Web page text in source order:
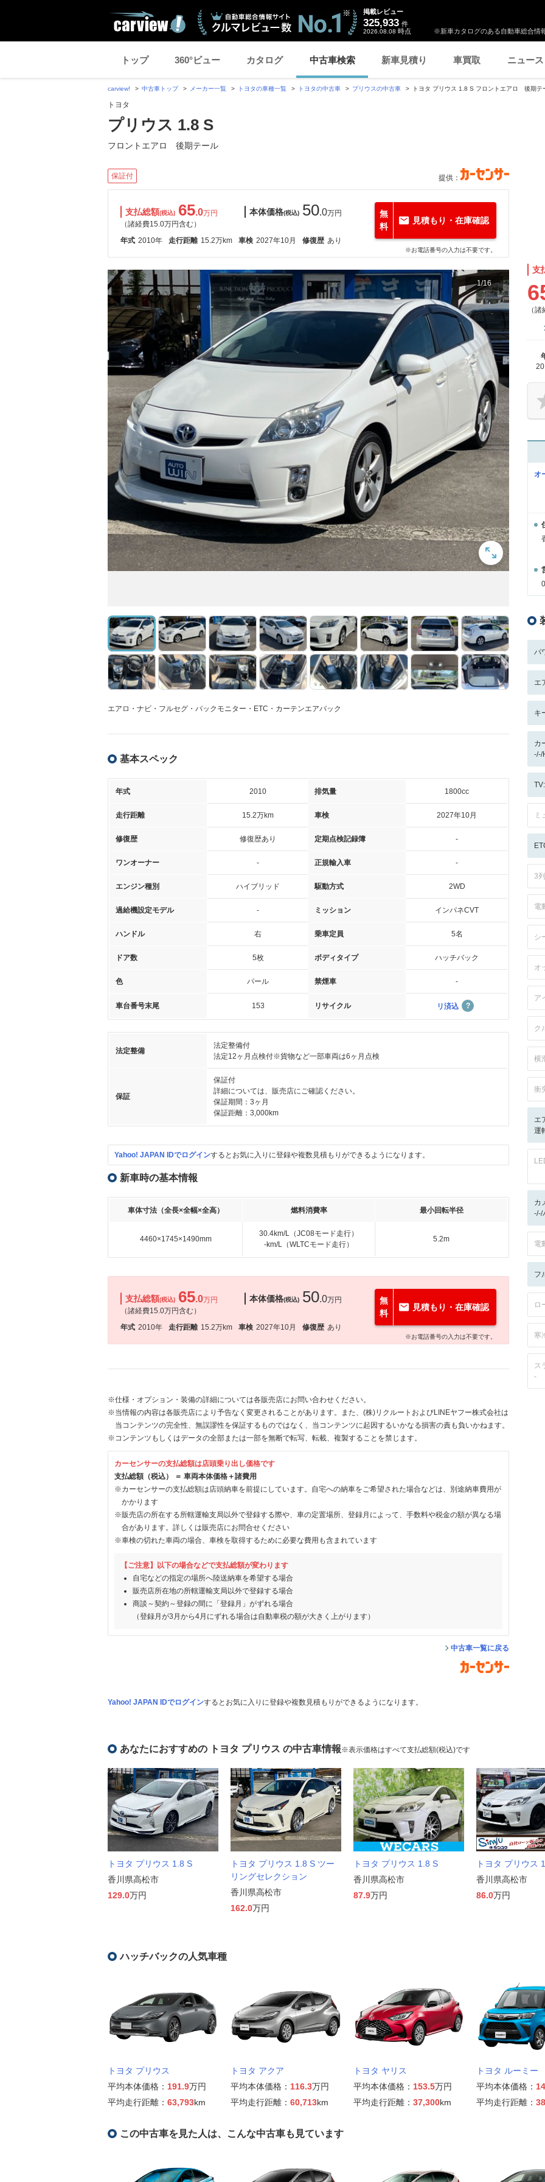
※新車カタログのある自動車総合情
掲載レビュー
325,933 件
2026.08.08 時点
トップ 360°ビュー カタログ 中古車検索 新車見積り 車買取 ニュース
carview! 中古車トップ メーカー一覧 トヨタの車種一覧 トヨタの中古車 プリウスの中古車 トヨタ プリウス 1.8 S フロントエアロ 後期テ
トヨタ
プリウス 1.8 S
フロントエアロ 後期テール
保証付 提供：
支払総額(税込) 65.0万円
（諸経費15.0万円含む）
本体価格(税込) 50.0万円
年式 2010年 走行距離 15.2万km 車検 2027年10月 修復歴 あり
無
料
見積もり・在庫確認
※お電話番号の入力は不要です。
1/16
エアロ・ナビ・フルセグ・バックモニター・ETC・カーテンエアバック
基本スペック
年式 2010 排気量 1800cc
走行距離 15.2万km 車検 2027年10月
修復歴 修復歴あり 定期点検記録簿 -
ワンオーナー - 正規輸入車 -
エンジン種別 ハイブリッド 駆動方式 2WD
過給機設定モデル - ミッション インパネCVT
ハンドル 右 乗車定員 5名
ドア数 5枚 ボディタイプ ハッチバック
色 パール 禁煙車 -
車台番号末尾 153 リサイクル リ済込
法定整備
法定整備付
法定12ヶ月点検付※貨物など一部車両は6ヶ月点検
保証
保証付
詳細については、販売店にご確認ください。
保証期間：3ヶ月
保証距離：3,000km
Yahoo! JAPAN IDでログインするとお気に入りに登録や複数見積もりができるようになります。
新車時の基本情報
車体寸法（全長×全幅×全高） 燃料消費率 最小回転半径
4460×1745×1490mm
30.4km/L（JC08モード走行）
-km/L（WLTCモード走行）
5.2m
支払総額(税込) 65.0万円
（諸経費15.0万円含む）
本体価格(税込) 50.0万円
年式 2010年 走行距離 15.2万km 車検 2027年10月 修復歴 あり
無
料
見積もり・在庫確認
※お電話番号の入力は不要です。
※仕様・オプション・装備の詳細については各販売店にお問い合わせください。
※当情報の内容は各販売店により予告なく変更されることがあります。また、(株)リクルートおよびLINEヤフー株式会社は
当コンテンツの完全性、無誤謬性を保証するものではなく、当コンテンツに起因するいかなる損害の責も負いかねます。
※コンテンツもしくはデータの全部または一部を無断で転写、転載、複製することを禁じます。
カーセンサーの支払総額は店頭乗り出し価格です
支払総額（税込） ＝ 車両本体価格＋諸費用
※カーセンサーの支払総額は店頭納車を前提にしています。自宅への納車をご希望された場合などは、別途納車費用が
かかります
※販売店の所在する所轄運輸支局以外で登録する際や、車の定置場所、登録月によって、手数料や税金の額が異なる場
合があります。詳しくは販売店にお問合せください
※車検の切れた車両の場合、車検を取得するために必要な費用も含まれています
【ご注意】以下の場合などで支払総額が変わります
自宅などの指定の場所へ陸送納車を希望する場合
販売店所在地の所轄運輸支局以外で登録する場合
商談～契約～登録の間に「登録月」がずれる場合
（登録月が3月から4月にずれる場合は自動車税の額が大きく上がります）
中古車一覧に戻る
Yahoo! JAPAN IDでログインするとお気に入りに登録や複数見積もりができるようになります。
支
（
オ
パ
エ
キ
カ
-/-/
ミ
3
電
シ
オ
ア
ク
横
衝
エ
運
カ
-/-/
電
フ
ロ
寒
ス
-
あなたにおすすめの トヨタ プリウス の中古車情報※表示価格はすべて支払総額(税込)です
トヨタ プリウス 1.8 S
香川県高松市
129.0万円
トヨタ プリウス 1.8 S ツー
リングセレクション
香川県高松市
162.0万円
トヨタ プリウス 1.8 S
香川県高松市
87.9万円
トヨタ プリウス
香川県高松市
86.0万円
ハッチバックの人気車種
トヨタ プリウス
平均本体価格： 191.9万円
平均走行距離： 63,793km
トヨタ アクア
平均本体価格： 116.3万円
平均走行距離： 60,713km
トヨタ ヤリス
平均本体価格： 153.5万円
平均走行距離： 37,300km
トヨタ ルーミー
平均本体価格：
平均走行距離：
この中古車を見た人は、こんな中古車も見ています